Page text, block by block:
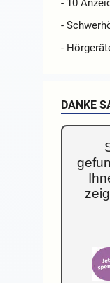
- 10
-
-
DANKE